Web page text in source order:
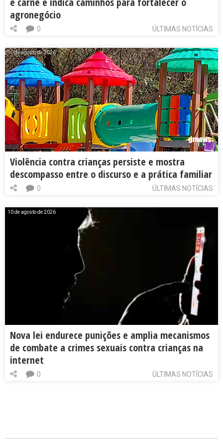
agronegócio
ÚLTIMAS NOTÍCIAS
0
10 de agosto de 2026
Violência contra crianças persiste e mostra
descompasso entre o discurso e a prática familiar
ÚLTIMAS NOTÍCIAS
0
10 de agosto de 2026
Nova lei endurece punições e amplia mecanismos
de combate a crimes sexuais contra crianças na
internet
ÚLTIMAS NOTÍCIAS
0